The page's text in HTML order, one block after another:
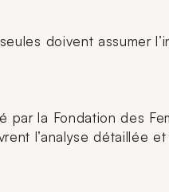
doivent assumer
par la Fondation des
l’analyse détaillée